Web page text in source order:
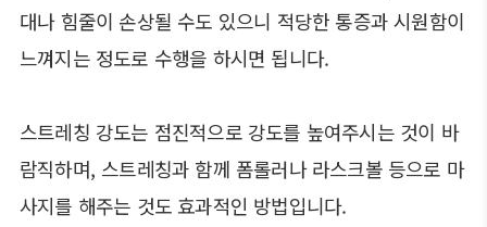
대나 힘줄이 손상될 수도 있으니 적당한 통증과 시원함이
느껴지는 정도로 수행을 하시면 됩니다.
스트레칭 강도는 점진적으로 강도를 높여주시는 것이 바
람직하며, 스트레칭과 함께 폼롤러나 라스크볼 등으로 마
사지를 해주는 것도 효과적인 방법입니다.